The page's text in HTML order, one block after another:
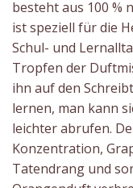
besteht aus 100 %
ist speziell für die
Schul- und
Tropfen der
ihn auf den
lernen, man kann
leichter abrufen.
Konzentration,
Tatendrang und